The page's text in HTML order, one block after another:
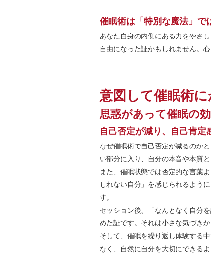
催眠術は「特別な魔法」で
あなた自身の内側にある力をやさ
自由になった証かもしれません。
意図して催眠術
思惑があって催眠の
自己否定が減り、自己肯定
なぜ催眠術で自己否定が減るのか
い部分に入り、自分の本音や本質
また、催眠状態では否定的な言葉
しれない自分」を感じられるよう
す。
セッション後、「なんとなく自分
めた証です。それは小さな気づき
そして、催眠を繰り返し体験する
なく、自然に自分を大切にできるよ